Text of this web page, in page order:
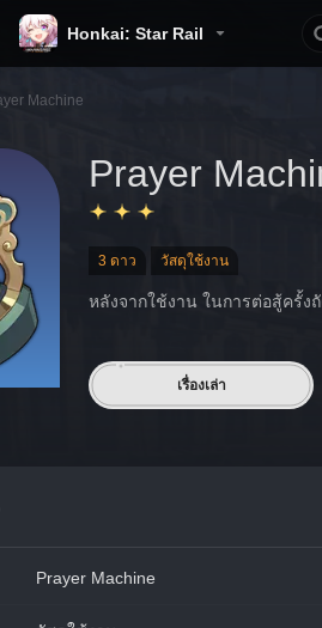
Honkai: Star Rail
Machine
Prayer
3 ดาว วัสดุใช้งาน
หลังจากใช้งาน ในการต่อสู้ครั้ง
เรื่องเล่า
Prayer Machine